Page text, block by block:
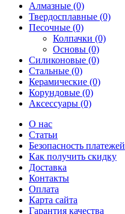
Алмазные (0)
Твердосплавные (0)
Песочные (0)
Колпачки (0)
Основы (0)
Силиконовые (0)
Стальные (0)
Керамические (0)
Корундовые (0)
Аксессуары (0)
О нас
Статьи
Безопасность платежей
Как получить скидку
Доставка
Контакты
Оплата
Карта сайта
Гарантия качества